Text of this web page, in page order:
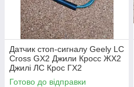
Датчик стоп-сигналу Geely LC
Cross GX2 Джили Кросс ЖХ2
Джилі ЛС Крос ГХ2
Готово до відправки